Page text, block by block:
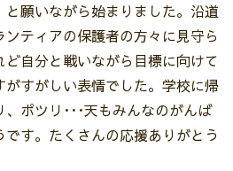
願いながら始まりました。沿道
ティアの保護者の方々に見守ら
自分と戦いながら目標に向けて
すがしい表情でした。学校に帰
、ポツリ･･･天もみんなのがんば
です。たくさんの応援ありがとう